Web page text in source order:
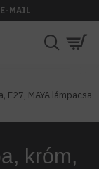
E-MAIL
MAYA lámpacsa
króm,